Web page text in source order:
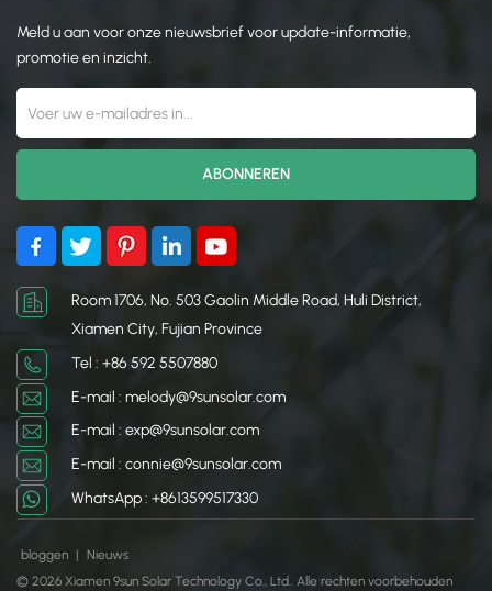
Meld u aan voor onze nieuwsbrief voor update-informatie,
promotie en inzicht.
Room 1706, No. 503 Gaolin Middle Road, Huli District,
Xiamen City, Fujian Province
Tel : +86 592 5507880
E-mail : melody@9sunsolar.com
E-mail : exp@9sunsolar.com
E-mail : connie@9sunsolar.com
WhatsApp : +8613599517330
bloggen | Nieuws
© 2026 Xiamen 9sun Solar Technology Co., Ltd.. Alle rechten voorbehouden